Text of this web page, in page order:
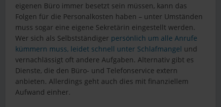
eigenen Büro immer besetzt sein müssen, kann das
Folgen für die Personalkosten haben – unter Umständen
muss sogar eine eigene Sekretärin eingestellt werden.
Wer sich als Selbstständiger persönlich um alle Anrufe
kümmern muss, leidet schnell unter Schlafmangel und
vernachlässigt oft andere Aufgaben. Alternativ gibt es
Dienste, die den Büro- und Telefonservice extern
anbieten. Allerdings geht auch dies mit finanziellem
Aufwand einher.